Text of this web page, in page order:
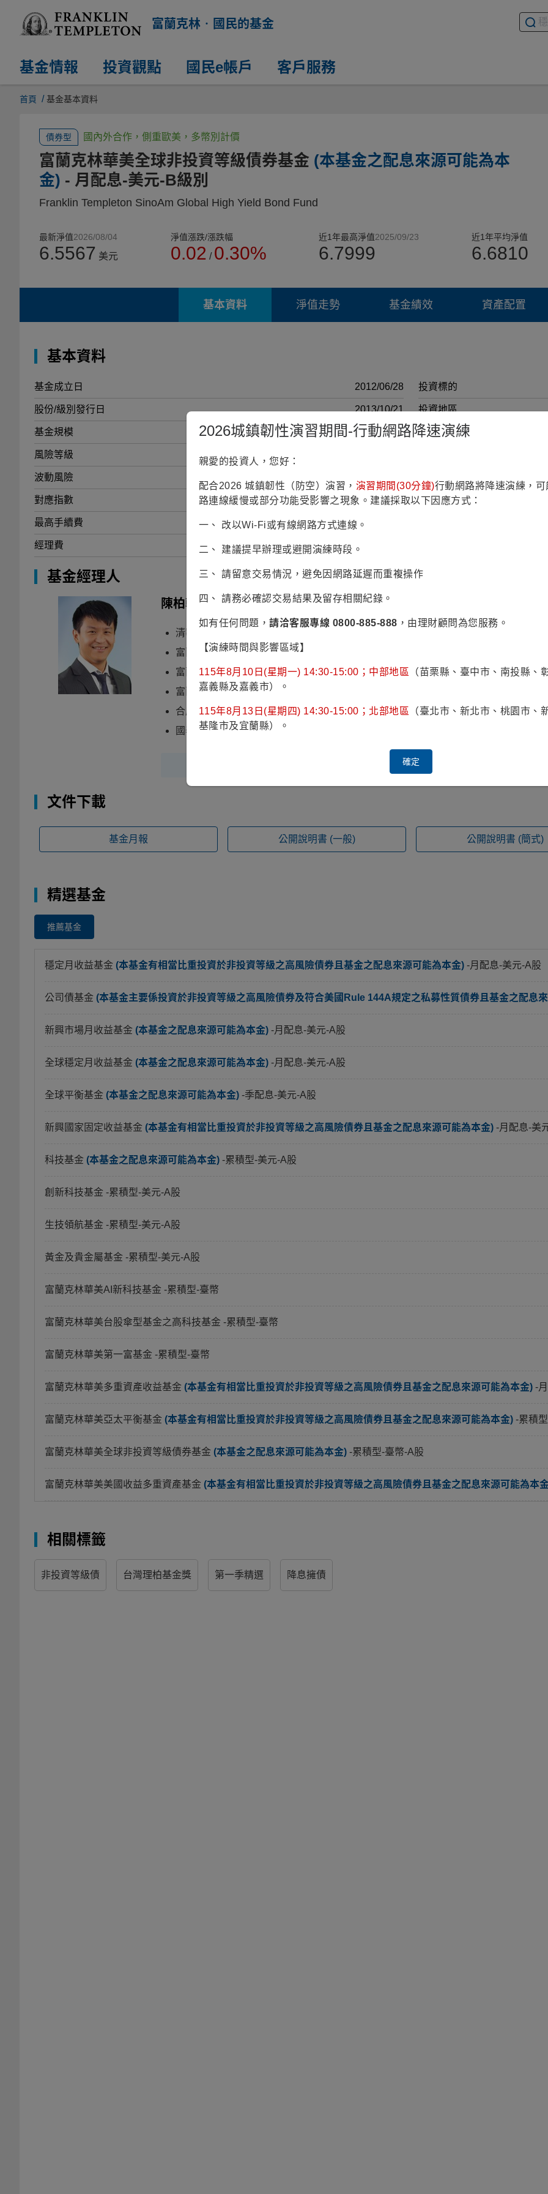
富蘭克林‧國民的基金
搜尋
請輸
基金情報 投資觀點 國民e帳戶 客戶服務
首頁 / 基金基本資料
債券型 國內外合作，側重歐美，多幣別計價
富蘭克林華美全球非投資等級債券基金 (本基金之配息來源可能為本
金) - 月配息-美元-B級別
Franklin Templeton SinoAm Global High Yield Bond Fund
最新淨值2026/08/04
6.5567 美元
淨值漲跌/漲跌幅
0.02 / 0.30%
近1年最高淨值2025/09/23
6.7999
近1年平均淨值
6.6810
基本資料 淨值走勢 基金績效 資產配置
基本資料
基金成立日 2012/06/28
股份/級別發行日 2013/10/21
基金規模 76億7仟2佰萬臺幣 (2026/07/30)
風險等級
波動風險
對應指數 -
最高手續費
經理費
投資標的
投資地區
計價幣別
投資政策
基金經理人
陳柏翰(Gary)
清華大學經濟學系、計量財務金融學系
富蘭克林華美全球非投資等級債券基金經理人
富蘭克林華美新興國家固定收益基金經理人
富蘭克林華美亞太平衡基金協管經理人
合庫投信固定收益投資部基金經理人
國泰人壽固定收益投資二部信用分析科高級專員
文件下載
基金月報 公開說明書 (一般) 公開說明書 (簡式)
精選基金
推薦基金
穩定月收益基金 (本基金有相當比重投資於非投資等級之高風險債券且基金之配息來源可能為本金) -月配息-美元-A股
公司債基金 (本基金主要係投資於非投資等級之高風險債券及符合美國Rule 144A規定之私募性質債券且基金之配息
新興市場月收益基金 (本基金之配息來源可能為本金) -月配息-美元-A股
全球穩定月收益基金 (本基金之配息來源可能為本金) -月配息-美元-A股
全球平衡基金 (本基金之配息來源可能為本金) -季配息-美元-A股
新興國家固定收益基金 (本基金有相當比重投資於非投資等級之高風險債券且基金之配息來源可能為本金) -月配息-美
科技基金 (本基金之配息來源可能為本金) -累積型-美元-A股
創新科技基金 -累積型-美元-A股
生技領航基金 -累積型-美元-A股
黃金及貴金屬基金 -累積型-美元-A股
富蘭克林華美AI新科技基金 -累積型-臺幣
富蘭克林華美台股傘型基金之高科技基金 -累積型-臺幣
富蘭克林華美第一富基金 -累積型-臺幣
富蘭克林華美多重資產收益基金 (本基金有相當比重投資於非投資等級之高風險債券且基金之配息來源可能為本金) -
富蘭克林華美亞太平衡基金 (本基金有相當比重投資於非投資等級之高風險債券且基金之配息來源可能為本金) -累積
富蘭克林華美全球非投資等級債券基金 (本基金之配息來源可能為本金) -累積型-臺幣-A股
富蘭克林華美美國收益多重資產基金 (本基金有相當比重投資於非投資等級之高風險債券且基金之配息來源可能為本
相關標籤
非投資等級債 台灣理柏基金獎 第一季精選 降息擁債
2026城鎮韌性演習期間-行動網路降速演練
親愛的投資人，您好：
配合2026 城鎮韌性（防空）演習， 演習期間(30分鐘)行動網路將降速演練，
路連線緩慢或部分功能受影響之現象。建議採取以下因應方式：
一、 改以Wi-Fi或有線網路方式連線。
二、 建議提早辦理或避開演練時段。
三、 請留意交易情況，避免因網路延遲而重複操作
四、 請務必確認交易結果及留存相關紀錄。
如有任何問題， 請洽客服專線 0800-885-888 ，由理財顧問為您服務。
【演練時間與影響區域】
115年8月10日(星期一) 14:30-15:00；中部地區
（苗栗縣、臺中市、南投縣、
嘉義縣及嘉義市）。
115年8月13日(星期四) 14:30-15:00；北部地區
（臺北市、新北市、桃園市、
基隆市及宜蘭縣）。
確定